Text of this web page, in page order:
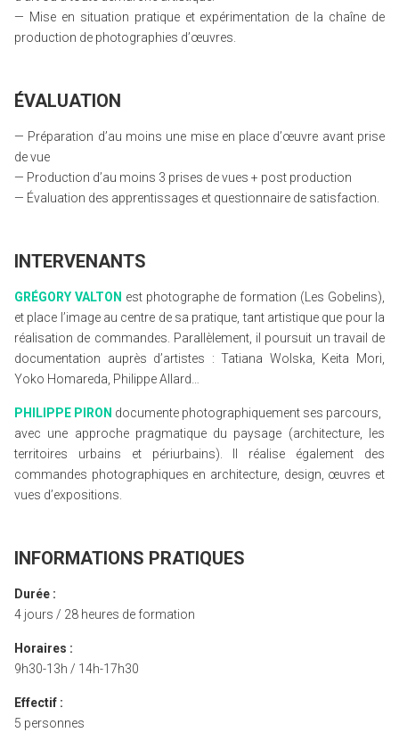
— Mise en situation pratique et expérimentation de la chaîne de
production de photographies d’œuvres.
ÉVALUATION
— Préparation d’au moins une mise en place d’œuvre avant prise
de vue
— Production d’au moins 3 prises de vues + post production
— Évaluation des apprentissages et questionnaire de satisfaction.
INTERVENANTS
GRÉGORY VALTON est photographe de formation (Les Gobelins),
et place l’image au centre de sa pratique, tant artistique que pour la
réalisation de commandes. Parallèlement, il poursuit un travail de
documentation auprès d’artistes : Tatiana Wolska, Keita Mori,
Yoko Homareda, Philippe Allard…
PHILIPPE PIRON documente photographiquement ses parcours,
avec une approche pragmatique du paysage (architecture, les
territoires urbains et périurbains). Il réalise également des
commandes photographiques en architecture, design, œuvres et
vues d’expositions.
INFORMATIONS PRATIQUES
Durée :
4 jours / 28 heures de formation
Horaires :
9h30-13h / 14h-17h30
Effectif :
5 personnes